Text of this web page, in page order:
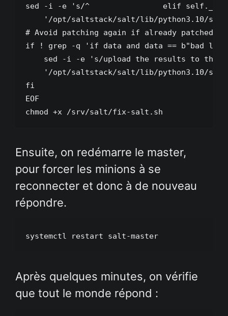
sed -i -e 's/^                elif
'/opt/saltstack/salt/lib/python3.10/
# Avoid patching again if already patched
if ! grep -q 'if data and data == b"bad
sed -i -e 's/upload the results to the
'/opt/saltstack/salt/lib/python3.10/
fi
EOF
chmod +x /srv/salt/fix-salt.sh
Ensuite, on redémarre le master,
pour forcer les minions à se
reconnecter et donc à de nouveau
répondre.
systemctl restart salt-master
Après quelques minutes, on vérifie
que tout le monde répond :